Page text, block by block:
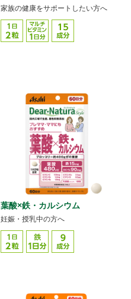
家族の健康をサポートしたい方へ
葉酸×鉄・カルシウム
妊娠・授乳中の方へ